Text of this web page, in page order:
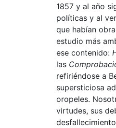
1857 y al año
políticas y al
que habían
estudio más
ese contenido:
las
refiriéndose a
supersticiosa
oropeles.
virtudes, sus